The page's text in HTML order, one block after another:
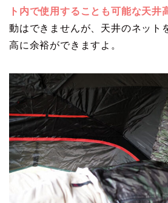
ト内で使用することも可能な天井
動はできませんが、天井のネット
高に余裕ができますよ。